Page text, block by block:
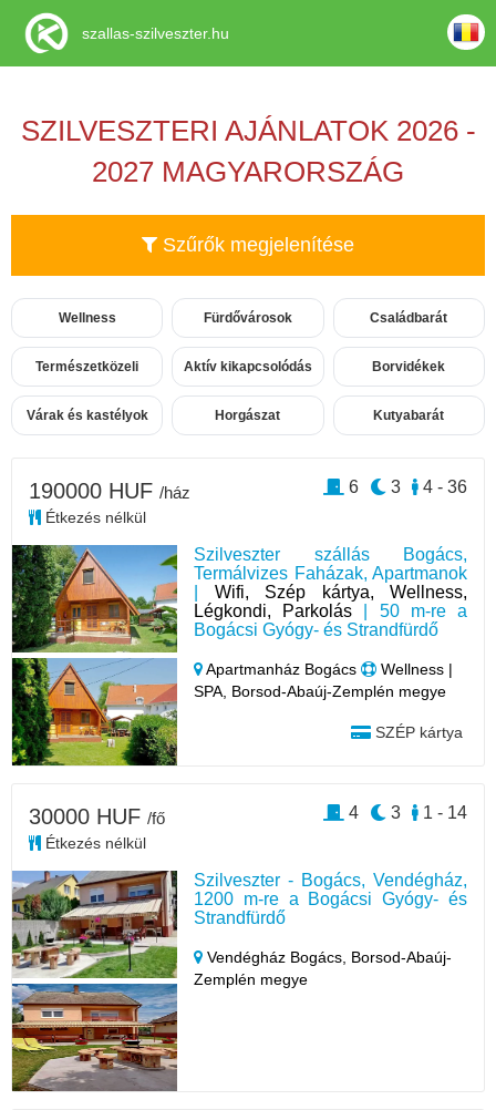
SZILVESZTERI AJÁNLATOK 2026 -
2027 MAGYARORSZÁG
Szűrők megjelenítése
Wellness Fürdővárosok Családbarát
Természetközeli Aktív kikapcsolódás Borvidékek
Várak és kastélyok Horgászat Kutyabarát
Szilveszter szállás Bogács,
Termálvizes Faházak, Apartmanok
Wifi, Szép kártya, Wellness,
Légkondi, Parkolás | 50 m-re a
Bogácsi Gyógy- és Strandfürdő
Apartmanház Bogács
Wellness |
SPA, Borsod-Abaúj-Zemplén megye
SZÉP kártya
190000 HUF /ház
Étkezés nélkül
4 - 36
3
6
Szilveszter - Bogács, Vendégház,
1200 m-re a Bogácsi Gyógy- és
Strandfürdő
Vendégház Bogács, Borsod-Abaúj-
Zemplén megye
30000 HUF /fő
Étkezés nélkül
1 - 14
3
4
szallas-szilveszter.hu